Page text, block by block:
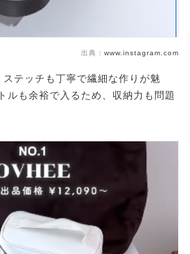
出典： www.instagram.com
ステッチも丁寧で繊細な作りが魅
ルも余裕で入るため、収納力も問題